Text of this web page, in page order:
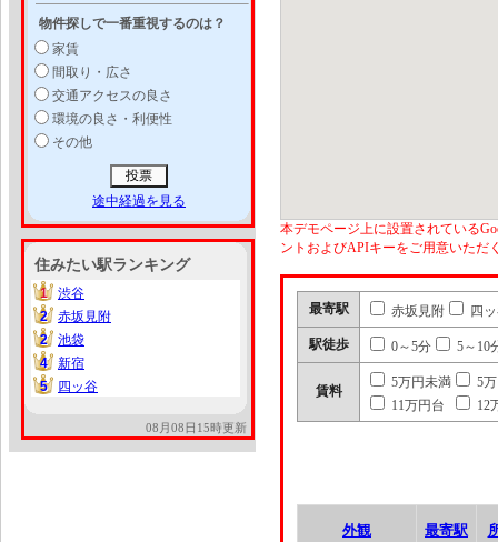
物件探しで一番重視するのは？
家賃
間取り・広さ
交通アクセスの良さ
環境の良さ・利便性
その他
途中経過を見る
住みたい駅ランキング
1
1
渋谷
2
2
赤坂見附
2
2
池袋
4
4
新宿
5
5 四ッ谷
08月08日15時更新
本デモページ上に設置されている
ントおよびAPIキーをご用意いただ
最寄駅 赤坂見附 四
駅徒歩 0～5分 5～10
賃料
5万円未満
5
11万円台
12
外観 最寄駅